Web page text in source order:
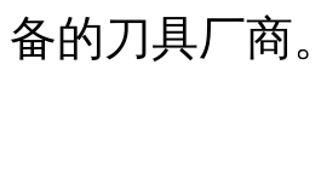
备的刀具厂商。